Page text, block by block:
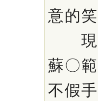
意的笑
現場
蘇〇
不假